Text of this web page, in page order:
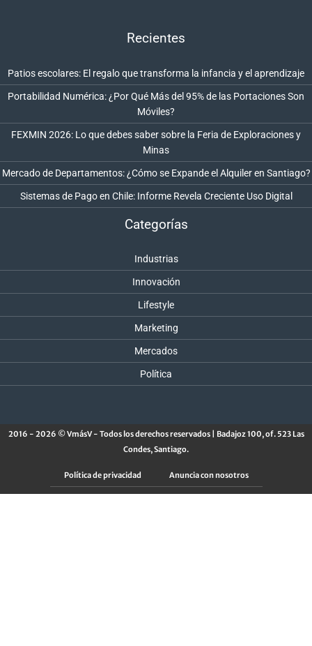
Recientes
Patios escolares: El regalo que transforma la infancia y el aprendizaje
Portabilidad Numérica: ¿Por Qué Más del 95% de las Portaciones Son
Móviles?
FEXMIN 2026: Lo que debes saber sobre la Feria de Exploraciones y
Minas
Mercado de Departamentos: ¿Cómo se Expande el Alquiler en Santiago?
Sistemas de Pago en Chile: Informe Revela Creciente Uso Digital
Categorías
Industrias
Innovación
Lifestyle
Marketing
Mercados
Política
2016 - 2026 © VmásV - Todos los derechos reservados | Badajoz 100, of. 523 Las
Condes, Santiago.
Política de privacidad Anuncia con nosotros